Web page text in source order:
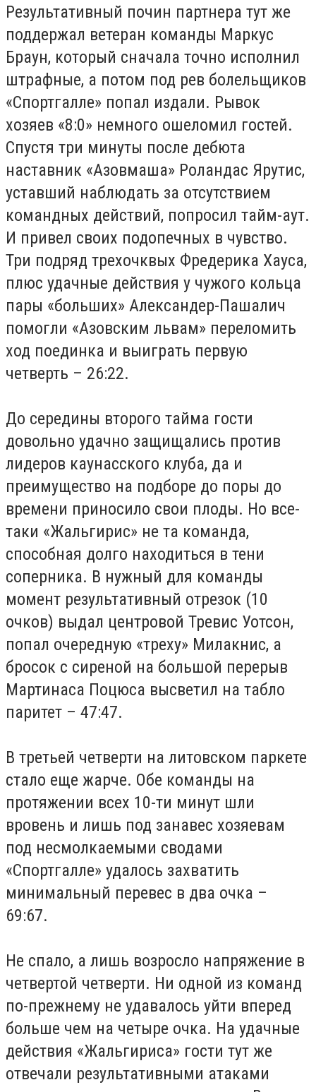
Результативный почин партнера тут же
поддержал ветеран команды Маркус
Браун, который сначала точно исполнил
штрафные, а потом под рев болельщиков
«Спортгалле» попал издали. Рывок
хозяев «8:0» немного ошеломил гостей.
Спустя три минуты после дебюта
наставник «Азовмаша» Роландас Ярутис,
уставший наблюдать за отсутствием
командных действий, попросил тайм-аут.
И привел своих подопечных в чувство.
Три подряд трехочквых Фредерика Хауса,
плюс удачные действия у чужого кольца
пары «больших» Александер-Пашалич
помогли «Азовским львам» переломить
ход поединка и выиграть первую
четверть – 26:22.
До середины второго тайма гости
довольно удачно защищались против
лидеров каунасского клуба, да и
преимущество на подборе до поры до
времени приносило свои плоды. Но все-
таки «Жальгирис» не та команда,
способная долго находиться в тени
соперника. В нужный для команды
момент результативный отрезок (10
очков) выдал центровой Тревис Уотсон,
попал очередную «треху» Милакнис, а
бросок с сиреной на большой перерыв
Мартинаса Поцюса высветил на табло
паритет – 47:47.
В третьей четверти на литовском паркете
стало еще жарче. Обе команды на
протяжении всех 10-ти минут шли
вровень и лишь под занавес хозяевам
под несмолкаемыми сводами
«Спортгалле» удалось захватить
минимальный перевес в два очка –
69:67.
Не спало, а лишь возросло напряжение в
четвертой четверти. Ни одной из команд
по-прежнему не удавалось уйти вперед
больше чем на четыре очка. На удачные
действия «Жальгириса» гости тут же
отвечали результативными атаками